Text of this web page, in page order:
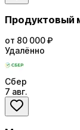
Продуктовый
от 80 000 ₽
Удалённо
Сбер
7 авг.